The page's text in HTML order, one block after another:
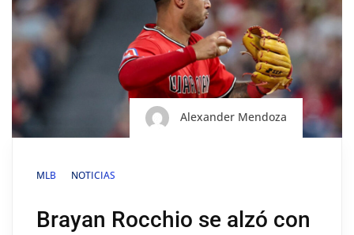
Alexander Mendoza
MLB NOTICIAS
Brayan Rocchio se alzó con